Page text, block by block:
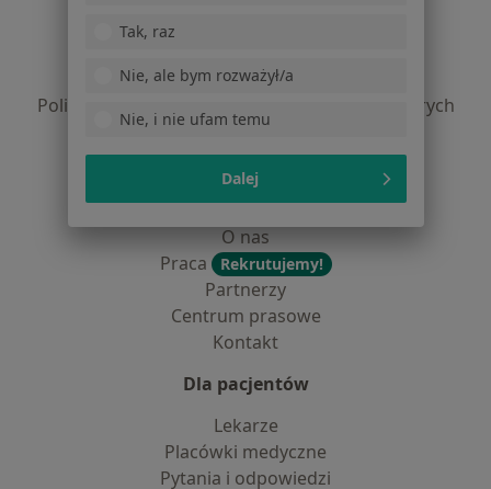
Polityka prywatności profesjonalistów
Polityka prywatności dla profesjonalistów, których
dane pozyskaliśmy samodzielnie
Polityka cookies
Jak działają wyniki wyszukiwania
Dostępność
O nas
Praca
Rekrutujemy!
Partnerzy
Centrum prasowe
Kontakt
Dla pacjentów
Lekarze
Placówki medyczne
Pytania i odpowiedzi
Tak, raz
Nie, ale bym rozważył/a
Nie, i nie ufam temu
Dalej